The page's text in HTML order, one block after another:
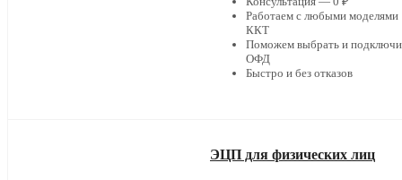
Работаем с любыми моделями
ККТ
Поможем выбрать и
ОФД
Быстро и без отказов
ЭЦП для физических лиц